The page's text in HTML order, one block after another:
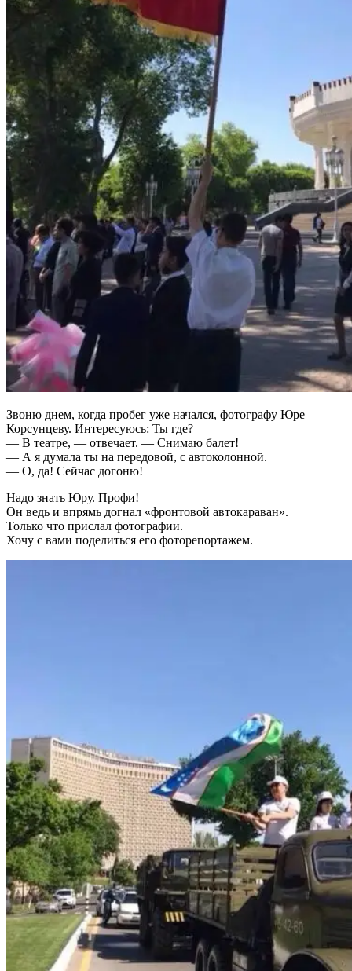
Звоню днем, когда пробег уже начался, фотографу Юре
Корсунцеву. Интересуюсь: Ты где?
— В театре, — отвечает. — Снимаю балет!
— А я думала ты на передовой, с автоколонной.
— О, да! Сейчас догоню!
Надо знать Юру. Профи!
Он ведь и впрямь догнал «фронтовой автокараван».
Только что прислал фотографии.
Хочу с вами поделиться его фоторепортажем.